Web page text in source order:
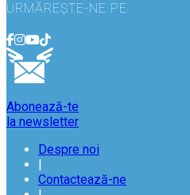
URMĂREȘTE-NE PE
Abonează-te
la newsletter
Despre noi
Contactează-ne